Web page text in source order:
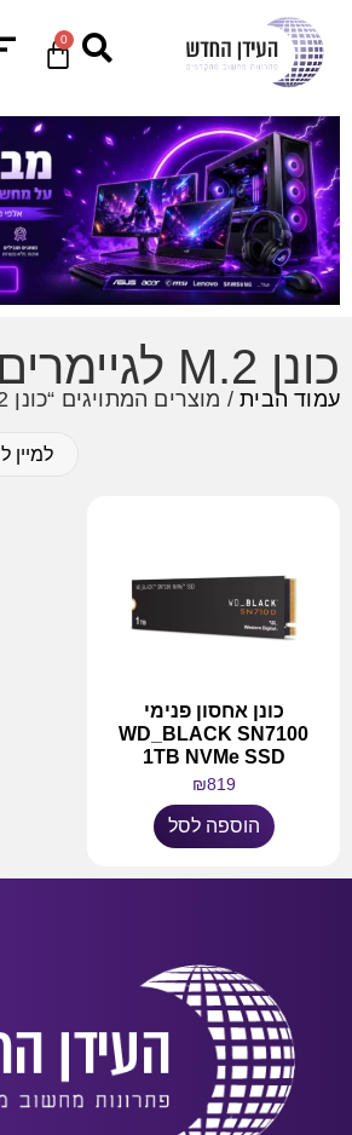
0
כונן M.2 לגיימרים
עמוד הבית/ מוצרים המתויגים “כונן M.2 לגיימרים”
כונן אחסון פנימי
WD_BLACK SN7100
1TB NVMe SSD
₪819
הוספה לסל